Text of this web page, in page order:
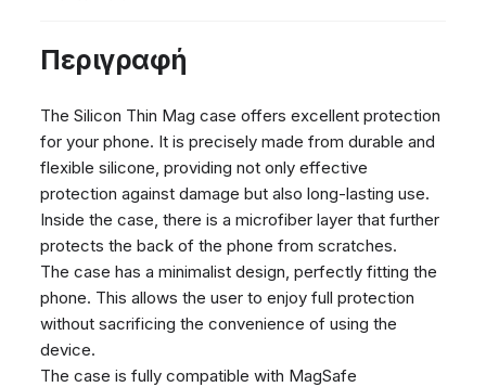
pink
ποσότητα
Περιγραφή
The Silicon Thin Mag case offers excellent protection
for your phone. It is precisely made from durable and
flexible silicone, providing not only effective
protection against damage but also long-lasting use.
Inside the case, there is a microfiber layer that further
protects the back of the phone from scratches.
The case has a minimalist design, perfectly fitting the
phone. This allows the user to enjoy full protection
without sacrificing the convenience of using the
device.
The case is fully compatible with MagSafe